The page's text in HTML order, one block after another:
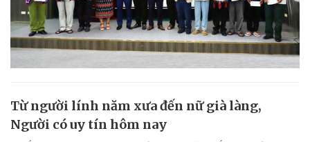
Từ người lính năm xưa đến nữ già làng,
Người có uy tín hôm nay